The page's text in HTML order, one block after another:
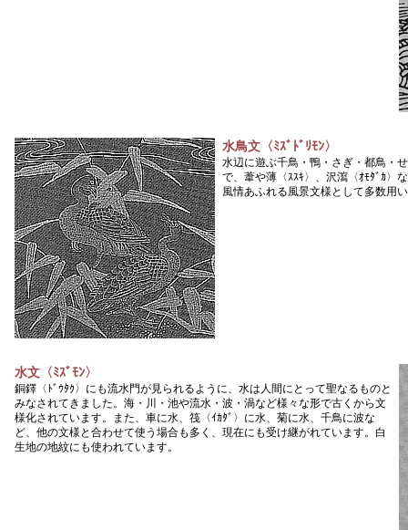
水鳥文〈ﾐｽﾞﾄﾞﾘﾓﾝ〉
水辺に遊ぶ千鳥・鴨・さぎ・都鳥・
で、葦や薄〈ｽｽｷ〉、沢瀉〈ｵﾓﾀﾞｶ〉
風情あふれる風景文様として多数用
水文〈ﾐｽﾞﾓﾝ〉
銅鐸〈ﾄﾞｳﾀｸ〉にも流水門が見られるように、水は人間にとって聖なるものと
みなされてきました。海・川・池や流水・波・渦など様々な形で古くから文
様化されています。また、車に水、筏〈ｲｶﾀﾞ〉に水、菊に水、千鳥に波な
ど、他の文様と合わせて使う場合も多く、現在にも受け継がれています。白
生地の地紋にも使われています。